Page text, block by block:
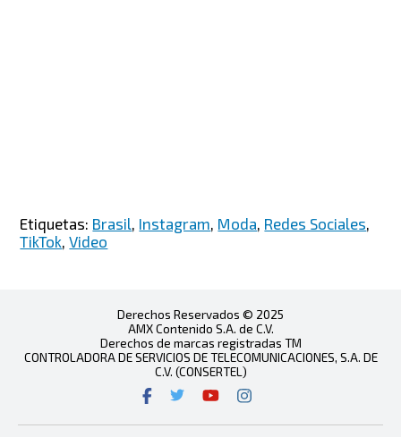
Etiquetas: Brasil Instagram Moda Redes Sociales
TikTok ,Video
Derechos Reservados © 2025
AMX Contenido S.A. de C.V.
Derechos de marcas registradas TM
CONTROLADORA DE SERVICIOS DE TELECOMUNICACIONES, S.A. DE
C.V. (CONSERTEL)